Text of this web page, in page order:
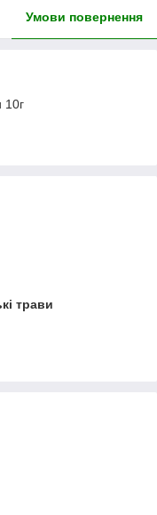
Умови повернення
10г
трави